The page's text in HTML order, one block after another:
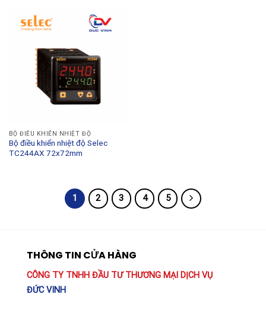
BỘ ĐIỀU KHIỂN NHIỆT ĐỘ
Bộ điều khiển nhiệt độ Selec
TC244AX 72x72mm
1 2 3 4 5
THÔNG TIN CỬA HÀNG
CÔNG TY TNHH ĐẦU TƯ THƯƠNG MẠI DỊCH VỤ
ĐỨC VINH